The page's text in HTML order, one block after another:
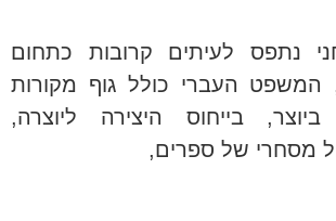
נתפס לעיתים קרובות כתחום
המשפט העברי כולל גוף מקורות
בייחוס היצירה ליוצרה,
מסחרי של ספרים,